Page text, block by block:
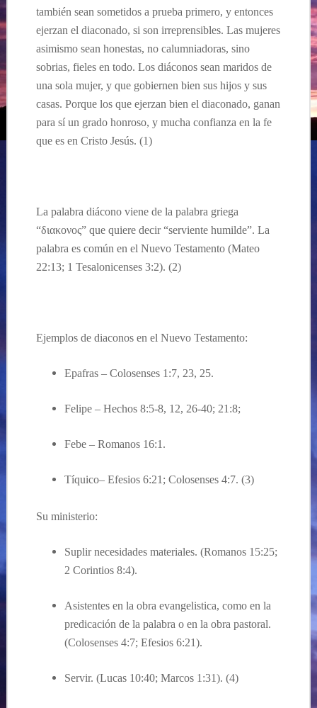
también sean sometidos a prueba primero, y entonces
ejerzan el diaconado, si son irreprensibles. Las mujeres
asimismo sean honestas, no calumniadoras, sino
sobrias, fieles en todo. Los diáconos sean maridos de
una sola mujer, y que gobiernen bien sus hijos y sus
casas. Porque los que ejerzan bien el diaconado, ganan
para sí un grado honroso, y mucha confianza en la fe
que es en Cristo Jesús. (1)
La palabra diácono viene de la palabra griega
“διακονος” que quiere decir “serviente humilde”. La
palabra es común en el Nuevo Testamento (Mateo
22:13; 1 Tesalonicenses 3:2). (2)
Ejemplos de diaconos en el Nuevo Testamento:
Epafras – Colosenses 1:7, 23, 25.
Felipe – Hechos 8:5-8, 12, 26-40; 21:8;
Febe – Romanos 16:1.
Tíquico– Efesios 6:21; Colosenses 4:7. (3)
Su ministerio:
Suplir necesidades materiales. (Romanos 15:25;
2 Corintios 8:4).
Asistentes en la obra evangelistica, como en la
predicación de la palabra o en la obra pastoral.
(Colosenses 4:7; Efesios 6:21).
Servir. (Lucas 10:40; Marcos 1:31). (4)